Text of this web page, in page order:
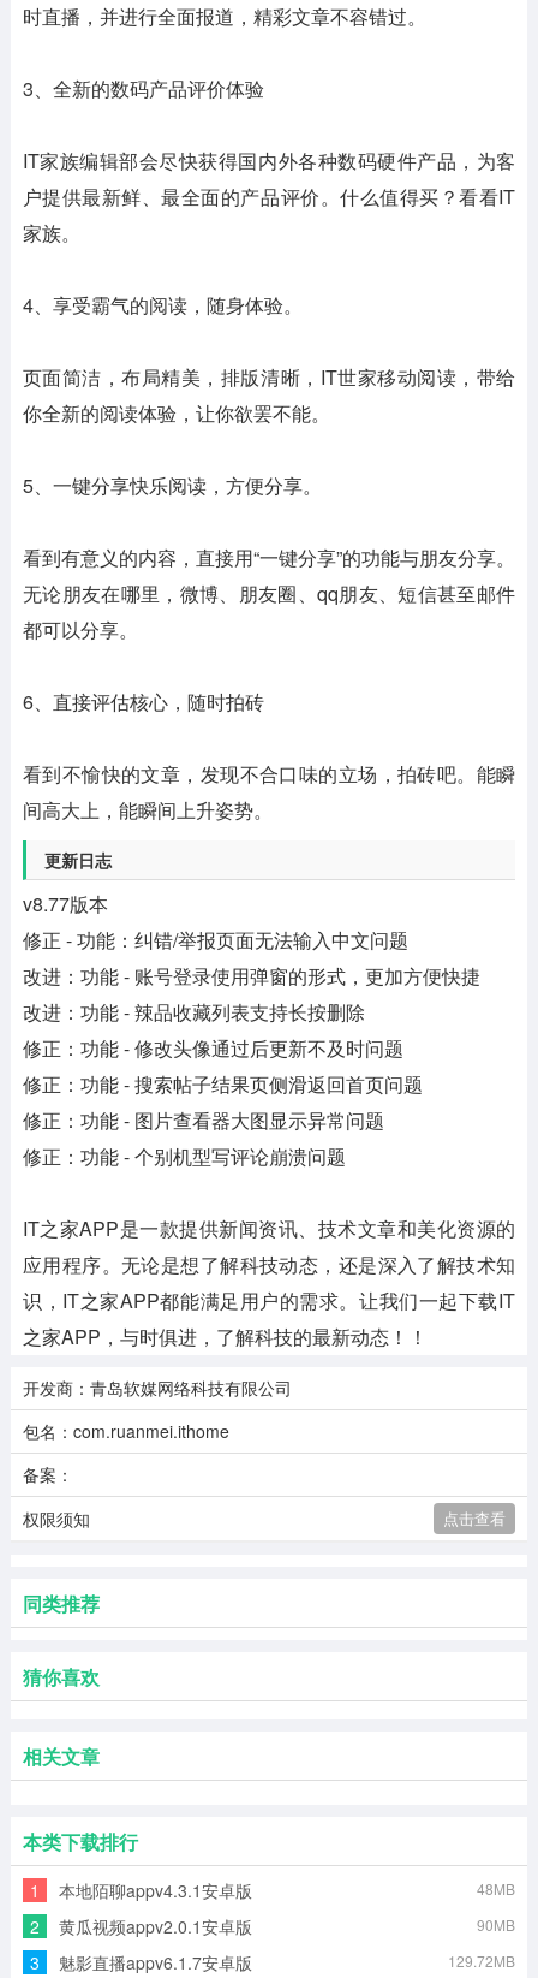
时直播，并进行全面报道，精彩文章不容错过。
3、全新的数码产品评价体验
IT家族编辑部会尽快获得国内外各种数码硬件产品，为客
户提供最新鲜、最全面的产品评价。什么值得买？看看IT
家族。
4、享受霸气的阅读，随身体验。
页面简洁，布局精美，排版清晰，IT世家移动阅读，带给
你全新的阅读体验，让你欲罢不能。
5、一键分享快乐阅读，方便分享。
看到有意义的内容，直接用“一键分享”的功能与朋友分享。
无论朋友在哪里，微博、朋友圈、qq朋友、短信甚至邮件
都可以分享。
6、直接评估核心，随时拍砖
看到不愉快的文章，发现不合口味的立场，拍砖吧。能瞬
间高大上，能瞬间上升姿势。
更新日志
v8.77版本
修正 - 功能：纠错/举报页面无法输入中文问题
改进：功能 - 账号登录使用弹窗的形式，更加方便快捷
改进：功能 - 辣品收藏列表支持长按删除
修正：功能 - 修改头像通过后更新不及时问题
修正：功能 - 搜索帖子结果页侧滑返回首页问题
修正：功能 - 图片查看器大图显示异常问题
修正：功能 - 个别机型写评论崩溃问题
IT之家APP是一款提供新闻资讯、技术文章和美化资源的
应用程序。无论是想了解科技动态，还是深入了解技术知
识，IT之家APP都能满足用户的需求。让我们一起下载IT
之家APP，与时俱进，了解科技的最新动态！！
开发商：青岛软媒网络科技有限公司
包名：com.ruanmei.ithome
备案：
权限须知
点击查看
同类推荐
猜你喜欢
相关文章
本类下载排行
1 本地陌聊appv4.3.1安卓版 48MB
2 黄瓜视频appv2.0.1安卓版 90MB
3 魅影直播appv6.1.7安卓版 129.72MB